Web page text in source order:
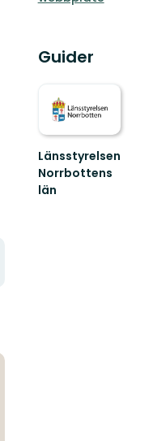
Guider
Länsstyrelsen
Norrbottens
län